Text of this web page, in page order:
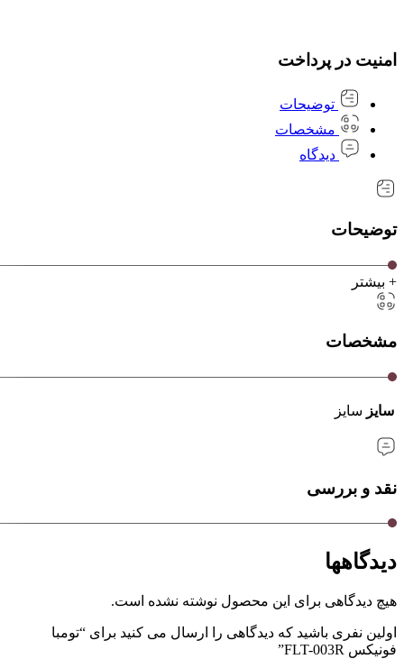
امنیت در پرداخت
توضیحات
مشخصات
دیدگاه
توضیحات
+ بیشتر
مشخصات
سایز سایز
نقد و بررسی
دیدگاهها
هیچ دیدگاهی برای این محصول نوشته نشده است.
اولین نفری باشید که دیدگاهی را ارسال می کنید برای “تومبا
فونیکس FLT-003R”